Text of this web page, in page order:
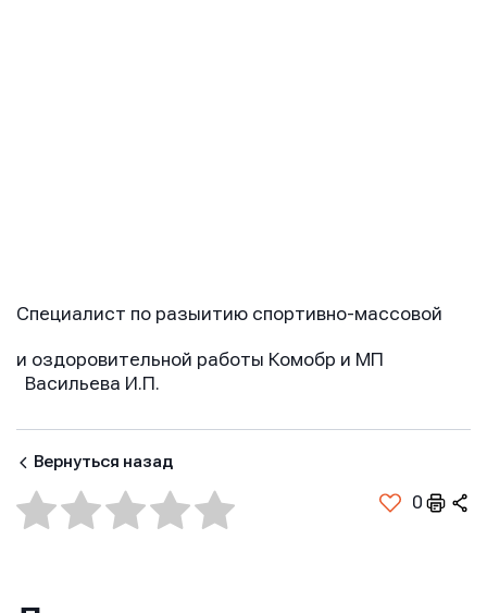
Специалист по разыитию спортивно-массовой
и оздоровительной работы Комобр и МП
Васильева И.П.
Вернуться назад
0